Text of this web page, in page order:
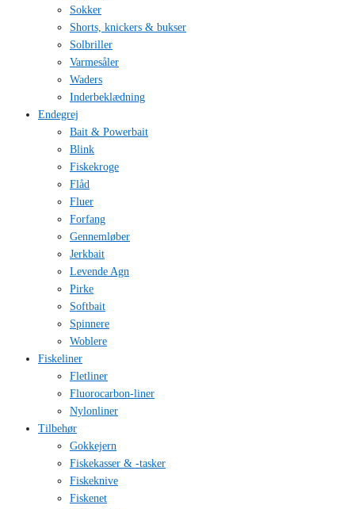
Sokker
Shorts, knickers & bukser
Solbriller
Varmesåler
Waders
Inderbeklædning
Endegrej
Bait & Powerbait
Blink
Fiskekroge
Flåd
Fluer
Forfang
Gennemløber
Jerkbait
Levende Agn
Pirke
Softbait
Spinnere
Woblere
Fiskeliner
Fletliner
Fluorocarbon-liner
Nylonliner
Tilbehør
Gokkejern
Fiskekasser & -tasker
Fiskeknive
Fiskenet